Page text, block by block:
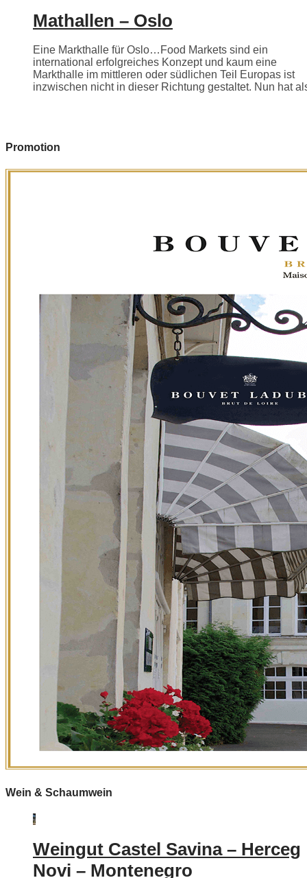
Mathallen – Oslo
Eine Markthalle für Oslo…Food Markets sind ein
international erfolgreiches Konzept und kaum eine
Markthalle im mittleren oder südlichen Teil Europas ist
inzwischen nicht in dieser Richtung gestaltet. Nun hat
Promotion
Wein & Schaumwein
Weingut Castel Savina – Herceg
Novi – Montenegro